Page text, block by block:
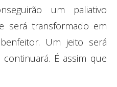
um paliativo
será transformado em
Um jeito será
É assim que